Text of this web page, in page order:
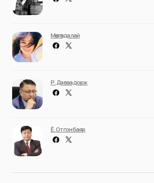
Мөнгөндалай
Р. Даваадорж
Ё. Отгонбаяр